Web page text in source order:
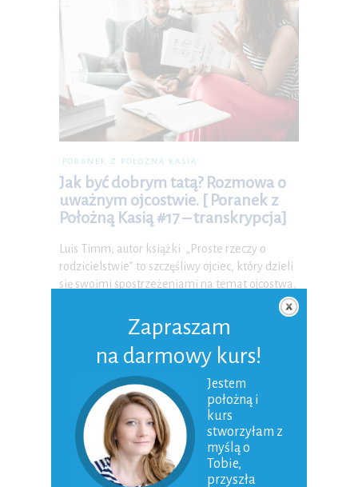
PORANEK Z POŁOŻNĄ KASIĄ
Jak być dobrym tatą? Rozmowa o
uważnym ojcostwie. [ Poranek z
Położną Kasią #17 – transkrypcja]
Luis Timm, autor książki „Proste rzeczy o
rodzicielstwie” to szczęśliwy ojciec, który dzieli
się swoimi spostrzeżeniami na temat ojcostwa,
rodzicielstwa, rodziny i wartości. Poznaj jego
przepis na udaną relację z dzieckiem…
0 Komentarzy
Zapraszam
na darmowy kurs!
Jestem
położną i
kurs
stworzyłam z
myślą o
Tobie,
przyszła